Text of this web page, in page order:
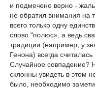
и подмечено верно -
не обратил внимания на
всего только одну
слово "полюс», а ведь
традиции (например, у
Генона) всегда
Случайное совпадение?
склонны увидеть в этом
было, необходимо